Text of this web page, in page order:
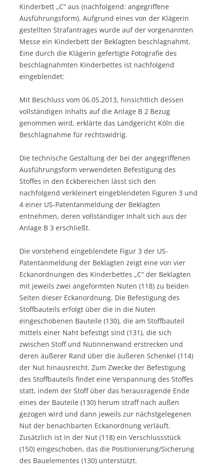
Kinderbett „C“ aus (nachfolgend: angegriffene
Ausführungsform). Aufgrund eines von der Klägerin
gestellten Strafantrages wurde auf der vorgenannten
Messe ein Kinderbett der Beklagten beschlagnahmt.
Eine durch die Klägerin gefertigte Fotografie des
beschlagnahmten Kinderbettes ist nachfolgend
eingeblendet:
Mit Beschluss vom 06.05.2013, hinsichtlich dessen
vollständigen Inhalts auf die Anlage B 2 Bezug
genommen wird, erklärte das Landgericht Köln die
Beschlagnahme für rechtswidrig.
Die technische Gestaltung der bei der angegriffenen
Ausführungsform verwendeten Befestigung des
Stoffes in den Eckbereichen lässt sich den
nachfolgend verkleinert eingeblendeten Figuren 3 und
4 einer US-Patentanmeldung der Beklagten
entnehmen, deren vollständiger Inhalt sich aus der
Anlage B 3 erschließt.
Die vorstehend eingeblendete Figur 3 der US-
Patentanmeldung der Beklagten zeigt eine von vier
Eckanordnungen des Kinderbettes „C“ der Beklagten
mit jeweils zwei angeformten Nuten (118) zu beiden
Seiten dieser Eckanordnung. Die Befestigung des
Stoffbauteils erfolgt über die in die Nuten
eingeschobenen Bauteile (130), die am Stoffbauteil
mittels einer Naht befestigt sind (131), die sich
zwischen Stoff und Nutinnenwand erstrecken und
deren äußerer Rand über die äußeren Schenkel (114)
der Nut hinausreicht. Zum Zwecke der Befestigung
des Stoffbauteils findet eine Verspannung des Stoffes
statt, indem der Stoff über das herausragende Ende
eines der Bauteile (130) herum straff nach außen
gezogen wird und dann jeweils zur nächstgelegenen
Nut der benachbarten Eckanordnung verläuft.
Zusätzlich ist in der Nut (118) ein Verschlussstück
(150) eingeschoben, das die Positionierung/Sicherung
des Bauelementes (130) unterstützt.